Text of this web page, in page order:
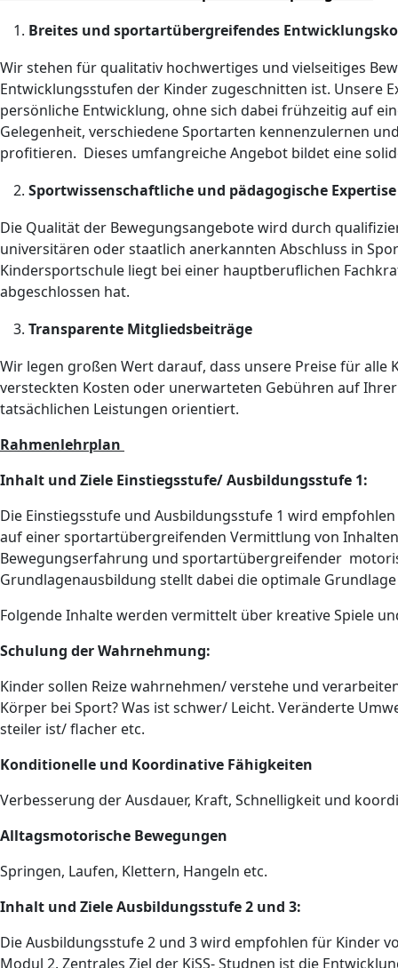
Breites und sportartübergreifendes
Wir stehen für qualitativ hochwertiges und vielseitiges
Entwicklungsstufen der Kinder zugeschnitten ist. Unsere
persönliche Entwicklung, ohne sich dabei frühzeitig auf
Gelegenheit, verschiedene Sportarten kennenzulernen
profitieren. Dieses umfangreiche Angebot bildet eine
Sportwissenschaftliche und pädagogische Expertise
Die Qualität der Bewegungsangebote wird durch
universitären oder staatlich anerkannten Abschluss in
Kindersportschule liegt bei einer hauptberuflichen
abgeschlossen hat.
Transparente Mitgliedsbeiträge
Wir legen großen Wert darauf, dass unsere Preise für
versteckten Kosten oder unerwarteten Gebühren auf
tatsächlichen Leistungen orientiert.
Rahmenlehrplan
Inhalt und Ziele Einstiegsstufe/ Ausbildungsstufe 1:
Die Einstiegsstufe und Ausbildungsstufe 1 wird
auf einer sportartübergreifenden Vermittlung von
Bewegungserfahrung und sportartübergreifender
Grundlagenausbildung stellt dabei die optimale
Folgende Inhalte werden vermittelt über kreative Spiele
Schulung der Wahrnehmung:
Kinder sollen Reize wahrnehmen/ verstehe und
Körper bei Sport? Was ist schwer/ Leicht. Veränderte
steiler ist/ flacher etc.
Konditionelle und Koordinative Fähigkeiten
Verbesserung der Ausdauer, Kraft, Schnelligkeit und
Alltagsmotorische Bewegungen
Springen, Laufen, Klettern, Hangeln etc.
Inhalt und Ziele Ausbildungsstufe 2 und 3:
Die Ausbildungsstufe 2 und 3 wird empfohlen für Kinder
Modul 2. Zentrales Ziel der KiSS- Studnen ist die